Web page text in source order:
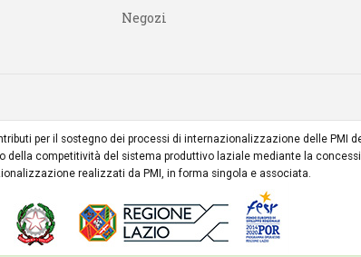
Negozi
per il sostegno dei processi di internazionalizzazione delle PMI
competitività del sistema produttivo laziale mediante la
realizzati da PMI, in forma singola e associata.